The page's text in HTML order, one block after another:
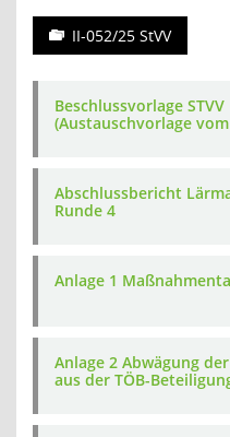
II-052/25 StVV
Beschlussvorlage STVV
(Austauschvorlage
Abschlussbericht
Runde 4
Anlage 1
Anlage 2 Abwägung
aus der TÖB-